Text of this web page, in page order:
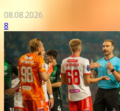
08.08.2026
8